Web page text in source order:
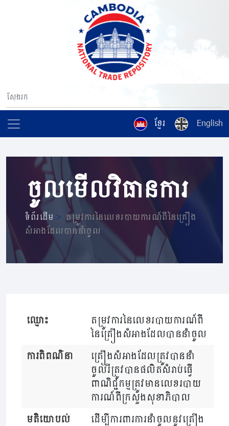
ខ្មែរ English
ចូលមើលវិធានការ
ទំព័រដើម> តម្រូវការនៃលេខរបាយការណ៍ពីនៃគ្រឿង
សំអាងដែលបាននាំចូល
ឈ្មោះ
តម្រូវការនៃលេខរបាយការណ៍ពី
នៃគ្រឿងសំអាងដែលបាននាំចូល
ការពិពណ៌នា
គ្រឿងសំអាងដែលត្រូវបាននាំ
ចូលរឺត្រូវបានផលិតសំរាប់ធ្វើ
ពាណិជ្ជកម្មត្រូវមានលេខរបាយ
ការណ៍ពីក្រសួងសុខាភិបាល
មតិយោបល់
ដើម្បីការពារការនាំចូលនូវគ្រឿង